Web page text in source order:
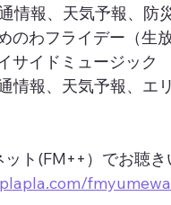
情報、天気予報、防
のわフライデー（生
サイドミュージック
情報、天気予報、エ
ット(FM++）でお聴